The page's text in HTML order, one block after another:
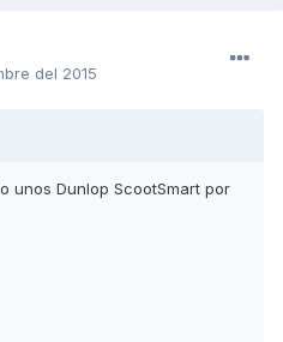
del 2015
unos Dunlop ScootSmart por